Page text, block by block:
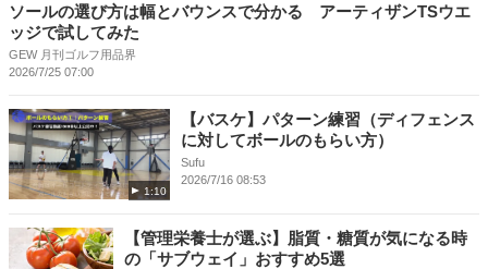
ソールの選び方は幅とバウンスで分かる アーティザンTSウエ
ッジで試してみた
GEW 月刊ゴルフ用品界
2026/7/25 07:00
1:10
【バスケ】パターン練習（ディフェンス
に対してボールのもらい方）
Sufu
2026/7/16 08:53
【管理栄養士が選ぶ】脂質・糖質が気になる時
の「サブウェイ」おすすめ5選